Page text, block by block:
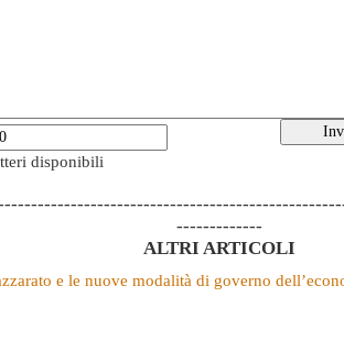
disponibili
-------------
ALTRI ARTICOLI
e le nuove modalità di governo